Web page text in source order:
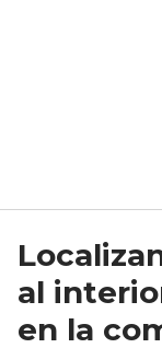
al
en la